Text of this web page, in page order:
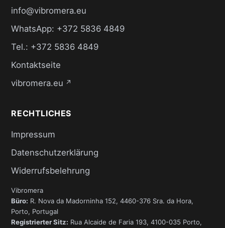
info@vibromera.eu
WhatsApp: +372 5836 4849
Tel.: +372 5836 4849
Kontaktseite
vibromera.eu ↗
RECHTLICHES
Impressum
Datenschutzerklärung
Widerrufsbelehrung
Vibromera
Büro: R. Nova da Madorninha 152, 4460-376 Sra. da Hora,
Porto, Portugal
Registrierter Sitz: Rua Alcaide de Faria 193, 4100-035 Porto,